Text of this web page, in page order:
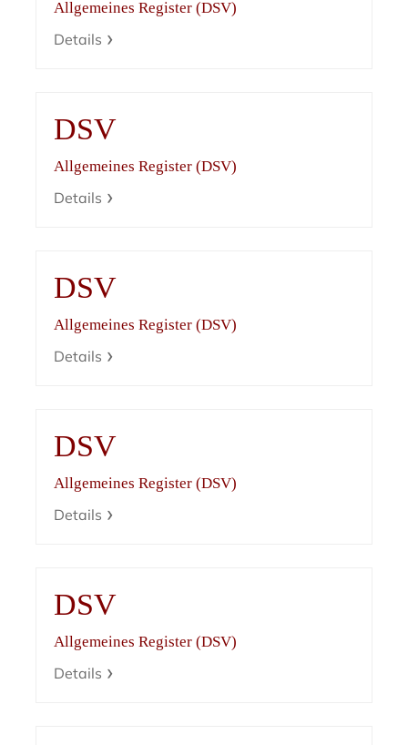
Allgemeines Register (DSV)
Details
DSV
Allgemeines Register (DSV)
Details
DSV
Allgemeines Register (DSV)
Details
DSV
Allgemeines Register (DSV)
Details
DSV
Allgemeines Register (DSV)
Details